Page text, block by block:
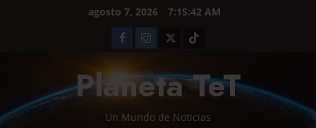
agosto 7, 2026 7:15:43 AM
Planeta TeT
Un Mundo de Noticias